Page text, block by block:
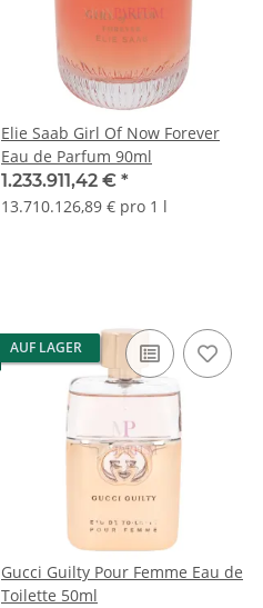
Elie Saab Girl Of Now Forever
Eau de Parfum 90ml
1.233.911,42 € *
13.710.126,89 € pro 1 l
AUF LAGER
Gucci Guilty Pour Femme Eau de
Toilette 50ml